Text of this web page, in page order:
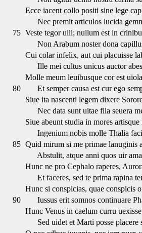
Ecce iacent collo positi sine lege
Nec premit articulos lucida
75 Veste tegor uili; nullum est in
Non Arabum noster dona
Cui colar infelix, aut cui placuisse
Ille mei cultus unicus auctor
Molle meum leuibusque cor est
80
Et semper causa est cur ego
Siue ita nascenti legem dixere
Nec data sunt uitae fila seuera
Siue abeunt studia in mores artisque
Ingenium nobis molle Thalia
85 Quid mirum si me primae lanuginis
Abstulit, atque anni quos uir
Hunc ne pro Cephalo raperes,
Et faceres, sed te prima rapina
Hunc si conspicias, quae conspicis
90
Iussus erit somnos continuare
Hunc Venus in caelum curru
Sed uidet et Marti posse placere